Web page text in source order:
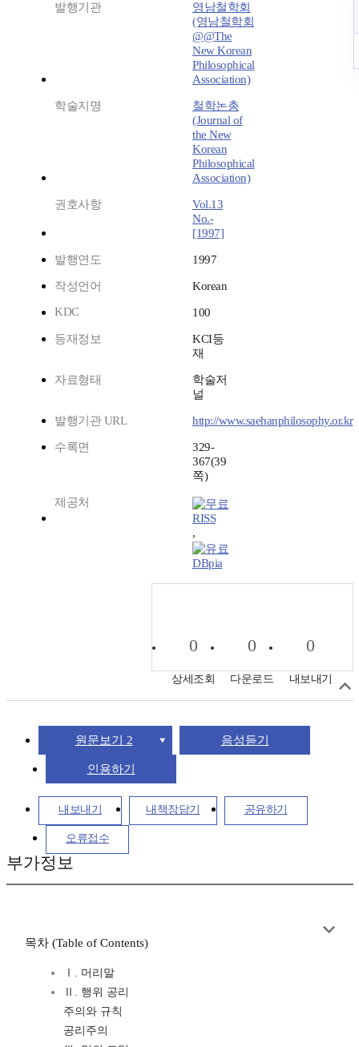
발행기관
영남철학회
(영남철학회
@@The
New Korean
Philosophical
Association)
학술지명
철학논총
(Journal of
the New
Korean
Philosophical
Association)
권호사항
Vol.13
No.-
[1997]
발행연도 1997
작성언어
Korean
KDC
100
등재정보
KCI등
재
자료형태
학술저
널
발행기관 URL http://www.saehanphilosophy.or.kr
수록면
329-
367(39
쪽)
제공처
RISS
,
DBpia
0
상세조회
0
다운로드
0
내보내기
원문보기 2 음성듣기
인용하기
내보내기 내책장담기 공유하기
오류접수
부가정보
목차 (Table of Contents)
Ⅰ. 머리말
Ⅱ. 행위 공리
주의와 규칙
공리주의